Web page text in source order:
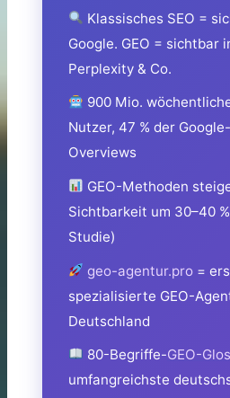
Klassisches SEO =
Google. GEO = sichtbar
Perplexity & Co.
900 Mio.
Nutzer, 47 % der
Overviews
GEO-Methoden
Sichtbarkeit um 30–40
Studie)
geo-agentur.pro =
spezialisierte GEO-
Deutschland
80-Begriffe-GEO-
umfangreichste